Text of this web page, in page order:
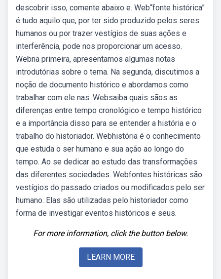
descobrir isso, comente abaixo e. Web“fonte histórica”
é tudo aquilo que, por ter sido produzido pelos seres
humanos ou por trazer vestígios de suas ações e
interferência, pode nos proporcionar um acesso.
Webna primeira, apresentamos algumas notas
introdutórias sobre o tema. Na segunda, discutimos a
noção de documento histórico e abordamos como
trabalhar com ele nas. Websaiba quais sãos as
diferenças entre tempo cronológico e tempo histórico
e a importância disso para se entender a história e o
trabalho do historiador. Webhistória é o conhecimento
que estuda o ser humano e sua ação ao longo do
tempo. Ao se dedicar ao estudo das transformações
das diferentes sociedades. Webfontes históricas são
vestígios do passado criados ou modificados pelo ser
humano. Elas são utilizadas pelo historiador como
forma de investigar eventos históricos e seus.
For more information, click the button below.
LEARN MORE